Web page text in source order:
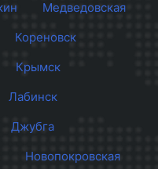
Медведовская
Кореновск
Крымск
Лабинск
Джубга
Новопокровская